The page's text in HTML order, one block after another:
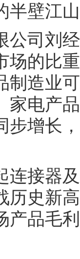
半壁江
公司刘
场的比
制造业
家电产
步增长
连接器
历史新
产品毛